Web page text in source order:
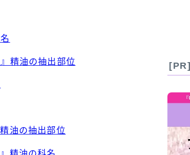
精油の抽出部位
油の抽出部位